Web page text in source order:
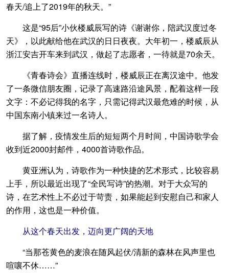
春天/追上了2019年的秋天。”
这是“95后”小伙楼威辰写的诗《谢谢你，陪武汉度过冬
天》，以此献给他在武汉的日日夜夜。大年初一，楼威辰从
浙江安吉开车来到武汉，做起了志愿者，一待就是70余天。
《青春诗会》直播连线时，楼威辰正在离汉途中。他发
了一条微信朋友圈，记录了高速路沿途风景，配着这样一段
文字：不必记得我的名字，只需记得武汉最危难的时候，从
中国东南小镇来过一名诗人。
据了解，疫情发生后的短短两个月时间，中国诗歌学会
收到近2000封邮件，4000首诗歌作品。
黄亚洲认为，诗歌作为一种快捷的艺术形式，比较容易
上手，所以最近出现了“全民写诗”的热潮。对于大众写的
诗，在艺术性上不必过于苛责，如果能起到安慰自己和家人
的作用，这也是一种价值。
从这个春天出发，迈向更广阔的天地
“当那苍黄色的麦浪在随风起伏/清新的森林在风声里也
喧嚷不休……”